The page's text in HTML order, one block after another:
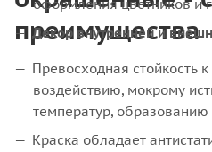
оформления цветников и
Декор внутренней и
преимущества
Превосходная стойкость
воздействию, мокрому
температур,
Краска обладает